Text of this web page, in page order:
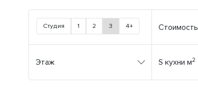
Студия 1 2 3 4+ Стоимость
Этаж S кухни м2